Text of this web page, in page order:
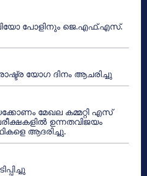
പോളിനും ജെ.എഫ്.എസ്.
യോഗ ദിനം ആചരിച്ചു
മേഖല കമ്മറ്റി എസ്
ഉന്നതവിജയം
ആദരിച്ചു.